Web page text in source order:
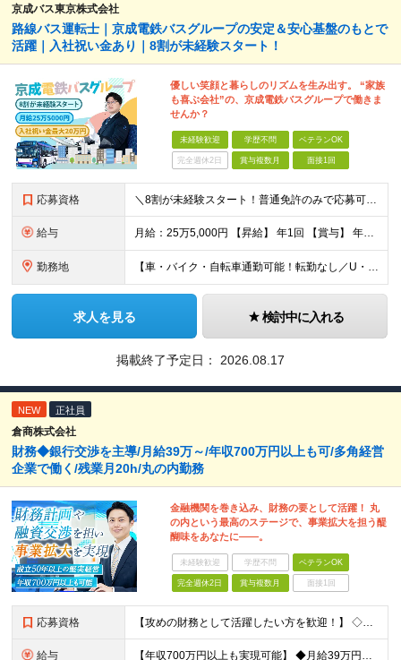
京成バス東京株式会社
路線バス運転士｜京成電鉄バスグループの安定＆安心基盤のもとで
活躍｜入社祝い金あり｜8割が未経験スタート！
優しい笑顔と暮らしのリズムを生み出す。 “家族
も喜ぶ会社”の、京成電鉄バスグループで働きま
せんか？
未経験歓迎 学歴不問 ベテランOK
完全週休2日 賞与複数月 面接1回
応募資格 ＼8割が未経験スタート！普通免許のみで応募可能／★先輩の大多数が異職種出身★男女共に育休取得実績あり★U・Iターン歓迎 【必須条件】 普通自動車運転免許取得後3年以上経過（AT可） ※大型二種免許を
給与 月給：25万5,000円 【昇給】 年1回 【賞与】 年2回（7月・12月） 【諸手当】 ・時間外手当 ・夜勤手当 ・中休手当 ・年末年始手当 ・通勤手当 ・高速バスキロ手当 ・深夜バス運行手当
勤務地 【車・バイク・自転車通勤可能！転勤なし／U・Iターン歓迎】 ▼京成バス東京営業所一覧 ◇葛飾営業所 東京都葛飾区奥戸2-6-10 └京成線「京成立石駅」より徒歩11分 ◇江戸川営業所 東京都江戸川
求人を見る 検討中に入れる
掲載終了予定日： 2026.08.17
NEW 正社員
倉商株式会社
財務◆銀行交渉を主導/月給39万～/年収700万円以上も可/多角経営
企業で働く/残業月20h/丸の内勤務
金融機関を巻き込み、財務の要として活躍！ 丸
の内という最高のステージで、事業拡大を担う醍
醐味をあなたに――。
未経験歓迎 学歴不問 ベテランOK
完全週休2日 賞与複数月 面接1回
応募資格 【攻めの財務として活躍したい方を歓迎！】 ◇ホテル・宿泊・観光業界経験は不問 ◇財務担当の実務経験がある方は特に歓迎いたします ■必須要件：銀行交渉などの対外折衝経験または金融機関での融資担当経験 ■
給与 【年収700万円以上も実現可能】 ◆月給39万円～50万円＋賞与年2回（前年度実績2.00ヶ月分）＋諸手当 ┗初年度年収：550万円～750万円 ※能力・実績を考慮の上、当社規定により決定・優遇いた